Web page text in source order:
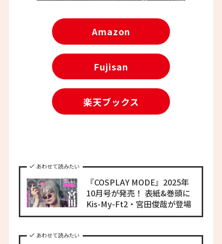
Amazon
Fujisan
楽天ブックス
あわせて読みたい
『COSPLAY MODE』2025年
10月号が発売！ 表紙&巻頭に
Kis-My-Ft2・宮田俊哉が登場
あわせて読みたい